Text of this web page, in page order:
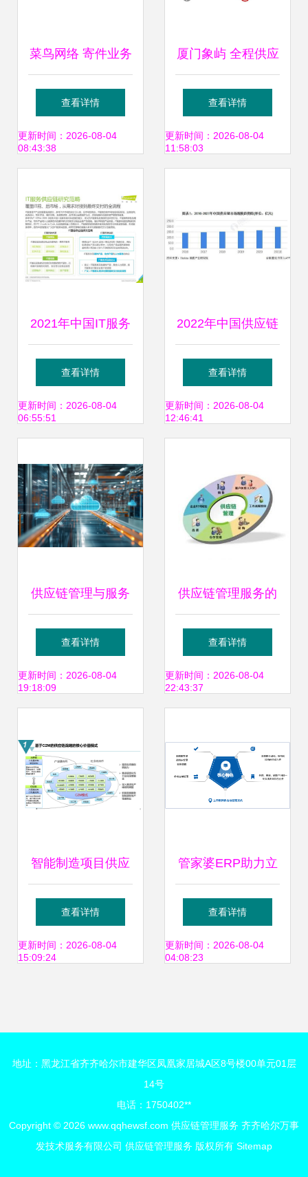
菜鸟网络 寄件业务
的产品逻辑
查看详情
更新时间：2026-08-04
08:43:38
厦门象屿 全程供应
链管理服务模式再
推广，上半年营收
查看详情
更新时间：2026-08-04
11:58:03
2021年中国IT服务
供应链数字化升级
研究报告 供应链管
查看详情
更新时间：2026-08-04
06:55:51
2022年中国供应链
管理服务行业市场
现状及发展前景调
增长期
查看详情
更新时间：2026-08-04
12:46:41
供应链管理与服务
现代化运营的核心
驱动力
查看详情
更新时间：2026-08-04
19:18:09
供应链管理服务的
价值与优化路径
查看详情
更新时间：2026-08-04
22:43:37
智能制造项目供应
链管理战略方案
查看详情
更新时间：2026-08-04
15:09:24
管家婆ERP助力立
邦中国 构建快速反
应与服务供应链的
查看详情
更新时间：2026-08-04
04:08:23
地址：黑龙江省齐齐哈尔市建华区凤凰家居城A区8号楼00单元01层
14号
电话：1750402**
Copyright © 2026 www.qqhewsf.com 供应链管理服务 齐齐哈尔万事
发技术服务有限公司 供应链管理服务 版权所有 Sitemap